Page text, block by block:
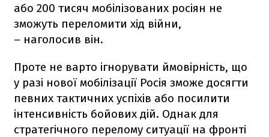
або 200 тисяч мобілізованих росіян не
зможуть переломити хід війни,
– наголосив він.
Проте не варто ігнорувати ймовірність, що
у разі нової мобілізації Росія зможе досягти
певних тактичних успіхів або посилити
інтенсивність бойових дій. Однак для
стратегічного перелому ситуації на фронті